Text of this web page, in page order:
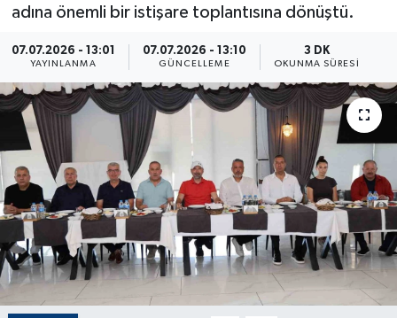
adına önemli bir istişare toplantısına dönüştü.
07.07.2026 - 13:01
YAYINLANMA
07.07.2026 - 13:10
GÜNCELLEME
3 DK
OKUNMA SÜRESI
ÇEVRE
Dış Haberler
Dünya
EĞİTİM
EKONOMİ
English News
Finans